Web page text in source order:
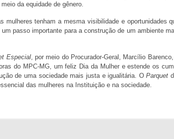
da equidade de gênero.
mulheres tenham a mesma visibilidade e oportunidades
passo importante para a construção de um ambiente
Especial, por meio do Procurador-Geral, Marcílio
do MPC-MG, um feliz Dia da Mulher e estende os
de uma sociedade mais justa e igualitária. OParquet
das mulheres na Instituição e na sociedade.